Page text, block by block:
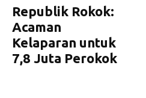
Republik Rokok:
Acaman
Kelaparan untuk
7,8 Juta Perokok